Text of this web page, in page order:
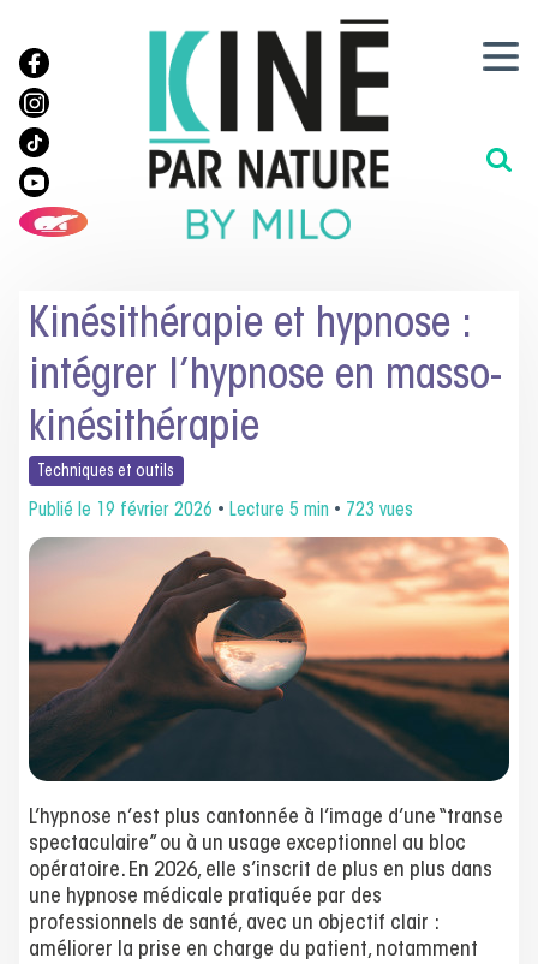
Kinésithérapie et hypnose :
intégrer l’hypnose en masso-
kinésithérapie
Techniques etoutils
Publié le 19 février 2026 • Lecture 5 min • 723 vues
L’hypnose n’est plus cantonnée à l’image d’une “transe
spectaculaire” ou à un usage exceptionnel au bloc
opératoire. En 2026, elle s’inscrit de plus en plus dans
une hypnose médicale pratiquée par des
professionnels de santé, avec un objectif clair :
améliorer la prise en charge du patient, notamment